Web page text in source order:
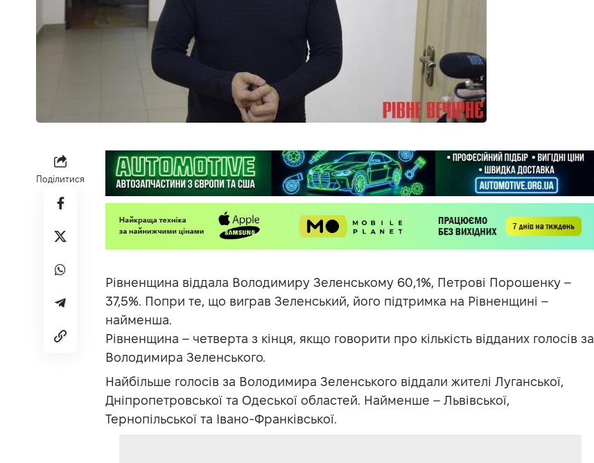
Поділитися
Рівненщина віддала Володимиру Зеленському 60,1%, Петрові Порошенку –
37,5%. Попри те, що виграв Зеленський, його підтримка на Рівненщині –
найменша.
Рівненщина – четверта з кінця, якщо говорити про кількість відданих голосів за
Володимира Зеленського.
Найбільше голосів за Володимира Зеленського віддали жителі Луганської,
Дніпропетровської та Одеської областей. Найменше – Львівської,
Тернопільської та Івано-Франківської.